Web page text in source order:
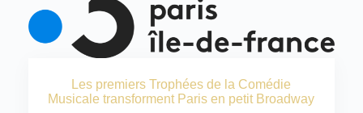
Les premiers Trophées de la Comédie
Musicale transforment Paris en petit Broadway